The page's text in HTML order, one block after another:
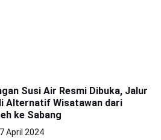
Susi Air Resmi Dibuka, Jalur
Alternatif Wisatawan dari
ke Sabang
April 2024